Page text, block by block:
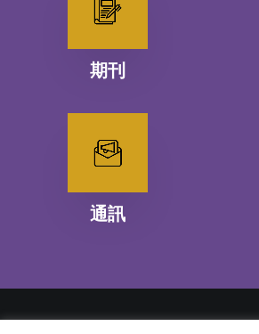
期刊
通訊